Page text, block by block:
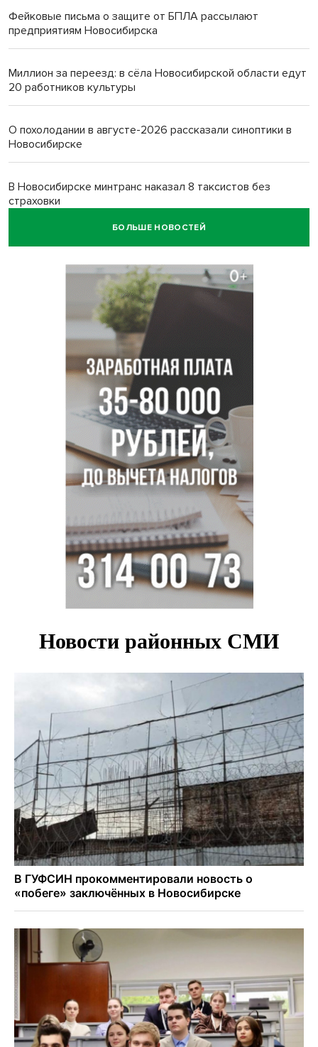
Фейковые письма о защите от БПЛА рассылают
предприятиям Новосибирска
Миллион за переезд: в сёла Новосибирской области едут
20 работников культуры
О похолодании в августе-2026 рассказали синоптики в
Новосибирске
В Новосибирске минтранс наказал 8 таксистов без
страховки
БОЛЬШЕ НОВОСТЕЙ